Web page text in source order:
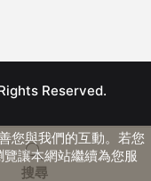
搜尋
Reserved.
您與我們的互動。若您
讓本網站繼續為您服